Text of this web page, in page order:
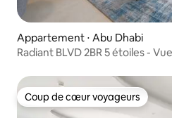
Appartement ⋅ Abu Dhabi
Radiant BLVD 2BR 5 étoiles -
Coup de cœur voyageurs
Coup de cœur voyageurs